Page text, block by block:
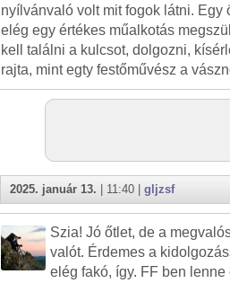
nyílvánvaló volt mit fogok látni. Egy
elég egy értékes műalkotás
kell találni a kulcsot, dolgozni,
rajta, mint egty festőművész a
2025. január 13. | 11:40 | gljzsf
Szia! Jó őtlet, de a
valót. Érdemes a
elég fakó, így. FF ben